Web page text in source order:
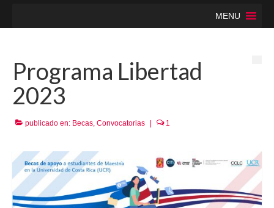
MENU
Programa Libertad
2023
publicado en: Becas, Convocatorias 1